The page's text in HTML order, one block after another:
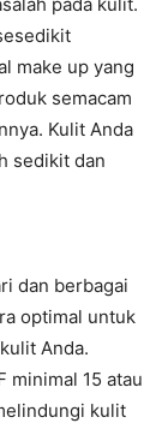
make up yang
semacam
Kulit Anda
sedikit dan
dan berbagai
optimal untuk
Anda.
minimal 15 atau
kulit